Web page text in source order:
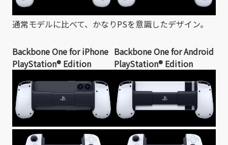
通常モデルに比べて、かなりPSを意識したデザイン。
Backbone One for iPhone
PlayStation® Edition
Backbone One for Android
PlayStation® Edition